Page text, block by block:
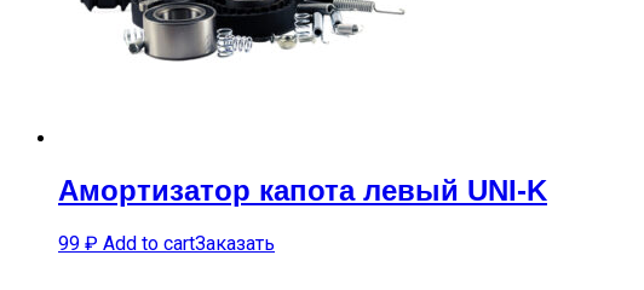
Амортизатор капота левый UNI-K
99 ₽ Add to cartЗаказать